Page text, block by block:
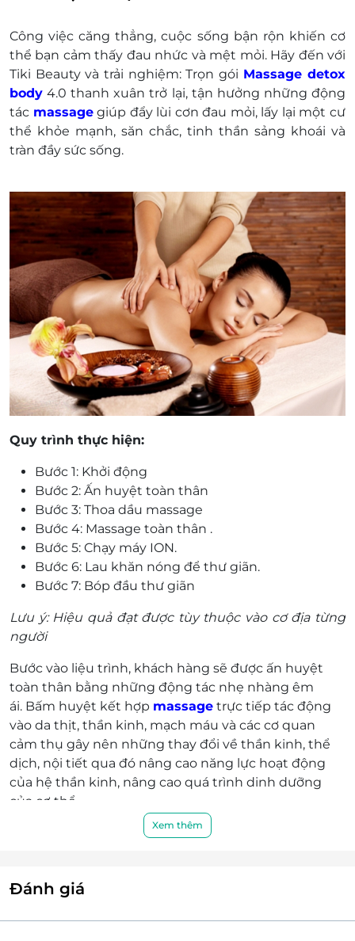
Đường Tô Hiệu - TP Sơn LA. Điện thoại:
0988444689
Số 485 Tiểu khu 6, Hát Lót, Mai Sơn, Sơn
La. Điện thoại: 0862051158
135 tiểu khu 4, Mộc Châu, Sơn La. Điện
thoại: 02122215888
71 - 73 Ung Văn Khiêm, Cái Khế, Ninh
0988444689
Số 60, Tổ 1, Mường Thanh, Điện Biên.
Điện thoại: 0914839868
Một khách hàng được mua nhiều voucher.
Sử dụng 01 voucher/ 01 buổi/ 01 người. (Không
bù thêm tiền).
Một khách hàng được sử dụng tối đa 02
voucher.
Voucher được áp dung cho tất cả hệ thống của
TIKI Beauty
Không có giá trị quy đổi thành tiền mặt, không
trả lại tiền thừa.
khuyến mại khác
Giá chưa bao gồm VAT. Khách hàng muốn lấy
hóa đơn vui lòng liên hệ NCC. Thuế suất hóa đơn
Công việc căng thẳng, cuộc sống bận rộn khiến cơ
thể bạn cảm thấy đau nhức và mệt mỏi. Hãy đến với
Tiki Beauty và trải nghiệm: Trọn gói Massage detox
body 4.0 thanh xuân trở lại, tận hưởng những động
tác massage giúp đẩy lùi cơn đau mỏi, lấy lại một cư
thể khỏe mạnh, săn chắc, tinh thần sảng khoái và
tràn đầy sức sống.
Quy trình thực hiện:
Bước 1: Khởi động
Bước 2: Ấn huyệt toàn thân
Bước 3: Thoa dầu massage
Bước 4: Massage toàn thân .
Bước 5: Chạy máy ION.
Bước 6: Lau khăn nóng để thư giãn.
Bước 7: Bóp đầu thư giãn
Lưu ý: Hiệu quả đạt được tùy thuộc vào cơ địa từng
người
Bước vào liệu trình, khách hàng sẽ được ấn huyệt
toàn thân bằng những động tác nhẹ nhàng êm
ái. Bấm huyệt kết hợp massage trực tiếp tác động
vào da thịt, thần kinh, mạch máu và các cơ quan
cảm thụ gây nên những thay đổi về thần kinh, thể
dịch, nội tiết qua đó nâng cao năng lực hoạt động
của hệ thần kinh, nâng cao quá trình dinh dưỡng
của cơ thể.
Xem thêm
Đánh giá